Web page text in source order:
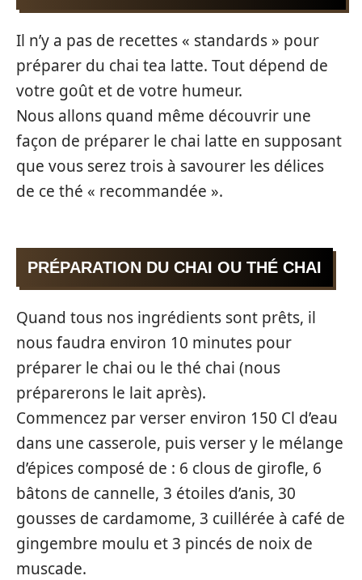
Il n’y a pas de recettes « standards » pour
préparer du chai tea latte. Tout dépend de
votre goût et de votre humeur.
Nous allons quand même découvrir une
façon de préparer le chai latte en supposant
que vous serez trois à savourer les délices
de ce thé « recommandée ».
PRÉPARATION DU CHAI OU THÉ CHAI
Quand tous nos ingrédients sont prêts, il
nous faudra environ 10 minutes pour
préparer le chai ou le thé chai (nous
préparerons le lait après).
Commencez par verser environ 150 Cl d’eau
dans une casserole, puis verser y le mélange
d’épices composé de : 6 clous de girofle, 6
bâtons de cannelle, 3 étoiles d’anis, 30
gousses de cardamome, 3 cuillérée à café de
gingembre moulu et 3 pincés de noix de
muscade.